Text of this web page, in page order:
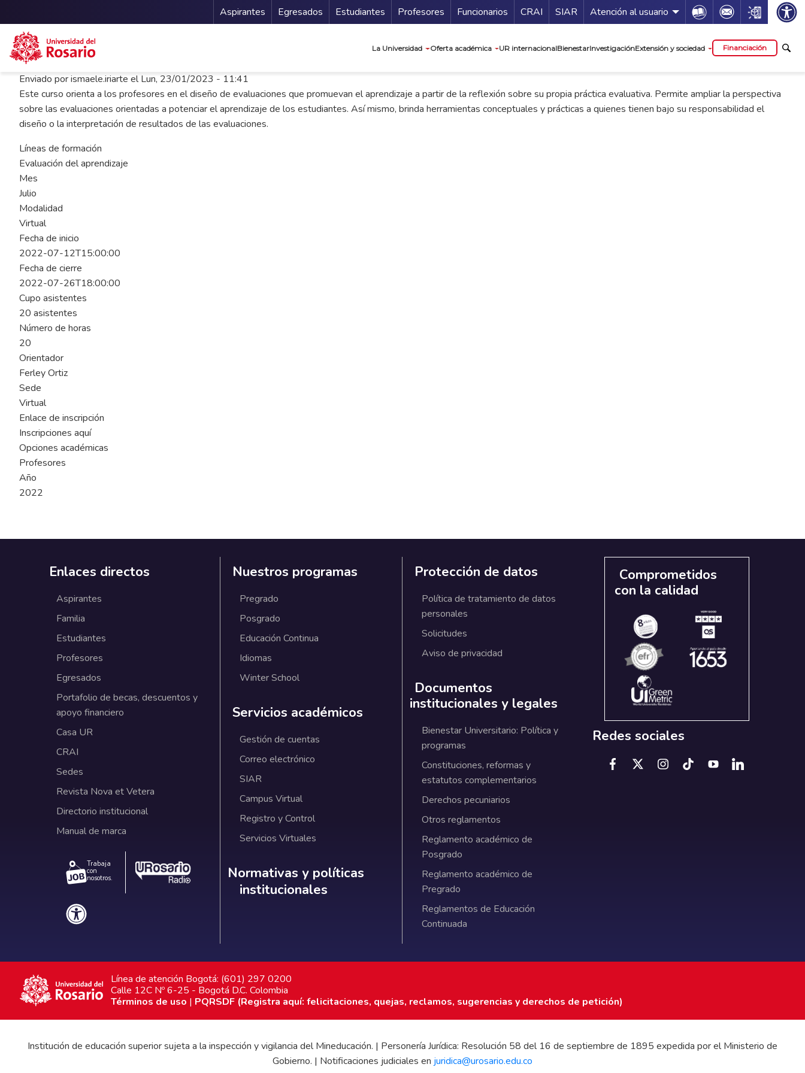
Pasar al contenido principal
Menu Secundario
Aspirantes Egresados Estudiantes Profesores Funcionarios Guía de servicios
CRAI SIAR Atención al usuario Icon Icon Icon
La Universidad Oferta académica UR internacionalBienestarInvestigaciónExtensión y sociedad Financiación
Enviado porismaele.iriarte elLun, 23/01/2023 - 11:41
Este curso orienta a los profesores en el diseño de evaluaciones que promuevan el aprendizaje a partir de la reflexión sobre su propia práctica evaluativa. Permite ampliar la perspectiva
sobre las evaluaciones orientadas a potenciar el aprendizaje de los estudiantes. Así mismo, brinda herramientas conceptuales y prácticas a quienes tienen bajo su responsabilidad el
diseño o la interpretación de resultados de las evaluaciones.
Líneas de formación
Evaluación del aprendizaje
Mes
Julio
Modalidad
Virtual
Fecha de inicio
2022-07-12T15:00:00
Fecha de cierre
2022-07-26T18:00:00
Cupo asistentes
20 asistentes
Número de horas
20
Orientador
Ferley Ortiz
Sede
Virtual
Enlace de inscripción
Inscripciones aquí
Opciones académicas
Profesores
Año
2022
Enlaces directos
Aspirantes
Familia
Estudiantes
Profesores
Egresados
Portafolio de becas, descuentos y
apoyo financiero
Casa UR
CRAI
Sedes
Revista Nova et Vetera
Directorio institucional
Manual de marca
Trabaja
con
nosotros.
Nuestros programas
Pregrado
Posgrado
Educación Continua
Idiomas
Winter School
Servicios académicos
Gestión de cuentas
Correo electrónico
SIAR
Campus Virtual
Registro y Control
Servicios Virtuales
Normativas y políticas institucionales
Normativas y políticas
institucionales
Protección de datos
Política de tratamiento de datos
personales
Solicitudes
Aviso de privacidad
Documentos
institucionales y legales
Bienestar Universitario: Política y
programas
Constituciones, reformas y
estatutos complementarios
Derechos pecuniarios
Otros reglamentos
Reglamento académico de
Posgrado
Reglamento académico de
Pregrado
Reglamentos de Educación
Continuada
Comprometidos
con la calidad
Redes sociales
Línea de atención Bogotá: (601) 297 0200
Calle 12C Nº 6-25 - Bogotá D.C. Colombia
Términos de uso | PQRSDF (Registra aquí: felicitaciones, quejas, reclamos, sugerencias y derechos de petición)
Institución de educación superior sujeta a la inspección y vigilancia del Mineducación. | Personería Jurídica: Resolución 58 del 16 de septiembre de 1895 expedida por el Ministerio de
Gobierno. | Notificaciones judiciales en juridica@urosario.edu.co